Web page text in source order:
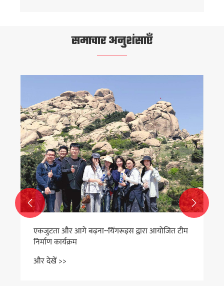
समाचार अनुशंसाएँ
एकजुटता और आगे बढ़ना--यिंगरूइस द्वारा आयोजित टीम
निर्माण कार्यक्रम
और देखें >>
 